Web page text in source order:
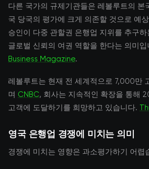
다른 국가의 규제기관들은 레볼루트의 본
국 당국의 평가에 크게 의존할 것으로 예
승인이 다중 관할권 은행업 지위를 추구
글로벌 신뢰의 여권 역할을 한다는 의미입
Business Magazine.
레볼루트는 현재 전 세계적으로 7,000만
며 CNBC, 회사는 지속적인 확장을 통해
고객에 도달하기를 희망하고 있습니다.
영국 은행업 경쟁에 미치는 의미
경쟁에 미치는 영향은 과소평가하기 어렵